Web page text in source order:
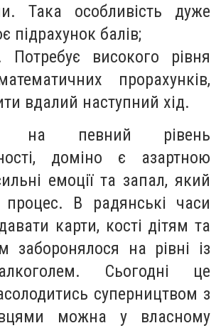
Така особливість дуже
підрахунок балів;
Потребує високого рівня
прорахунків,
вдалий наступний хід.
на певний рівень
доміно є азартною
емоції та запал, який
процес. В радянські часи
карти, кості дітям та
заборонялося на рівні із
Сьогодні це
суперництвом з
можна у власному